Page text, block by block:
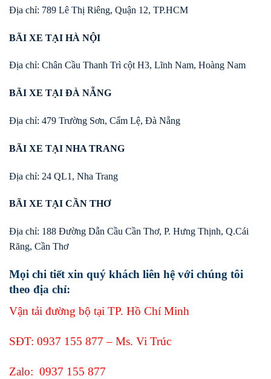
Địa chỉ: 789 Lê Thị Riêng, Quận 12, TP.HCM
BÃI XE TẠI HÀ NỘI
Địa chỉ: Chân Cầu Thanh Trì cột H3, Lĩnh Nam, Hoàng Nam
BÃI XE TẠI ĐÀ NẴNG
Địa chỉ: 479 Trường Sơn, Cẩm Lệ, Đà Nẵng
BÃI XE TẠI NHA TRANG
Địa chỉ: 24 QL1, Nha Trang
BÃI XE TẠI CẦN THƠ
Địa chỉ: 188 Đường Dẫn Cầu Cần Thơ, P. Hưng Thịnh, Q.Cái
Răng, Cần Thơ
Mọi chi tiết xin quý khách liên hệ với chúng tôi
theo địa chỉ:
Vận tải đường bộ tại TP. Hồ Chí Minh
SĐT: 0937 155 877 – Ms. Vi Trúc
Zalo: 0937 155 877